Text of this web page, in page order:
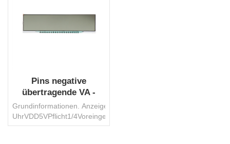
Pins negative
übertragende VA -
Segment -LCD -
Anzeige für die
Ziffernanzeige
Grundinformationen.
UhrVDD5VPflicht1/4Voreingenommenheit1/
° ~ 70 °